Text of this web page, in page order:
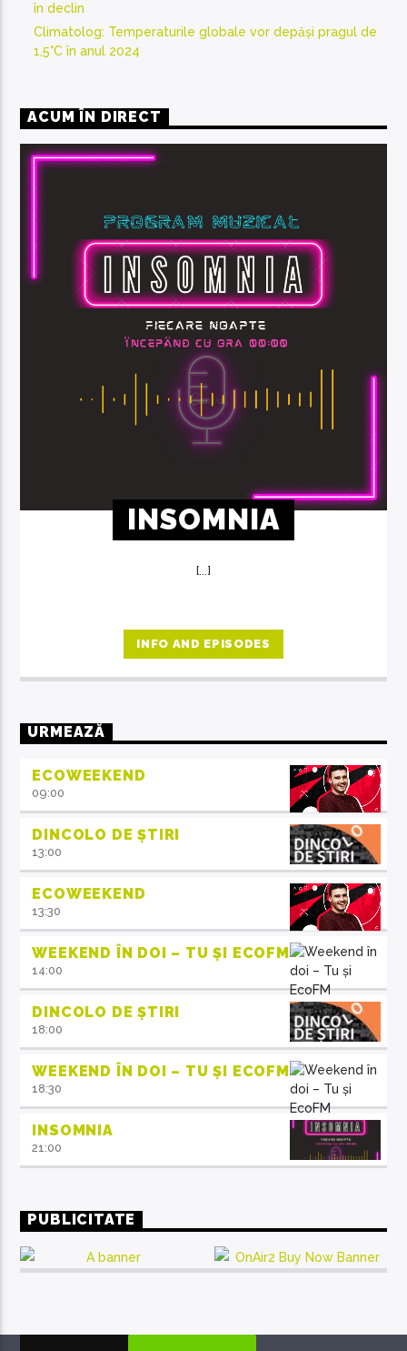
în declin
Climatolog: Temperaturile globale vor depăși pragul de
1,5°C în anul 2024
ACUM ÎN DIRECT
INSOMNIA
[...]
INFO AND EPISODES
URMEAZĂ
ECOWEEKEND
09:00
DINCOLO DE ȘTIRI
13:00
ECOWEEKEND
13:30
WEEKEND ÎN DOI – TU ȘI ECOFM
14:00
DINCOLO DE ȘTIRI
18:00
WEEKEND ÎN DOI – TU ȘI ECOFM
18:30
INSOMNIA
21:00
PUBLICITATE